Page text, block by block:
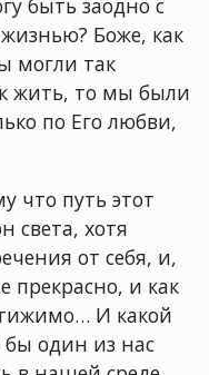
быть заодно с
Боже, как
могли так
жить, то мы были
по Его любви,
что путь этот
света, хотя
от себя, и,
прекрасно, и как
И какой
бы один из нас